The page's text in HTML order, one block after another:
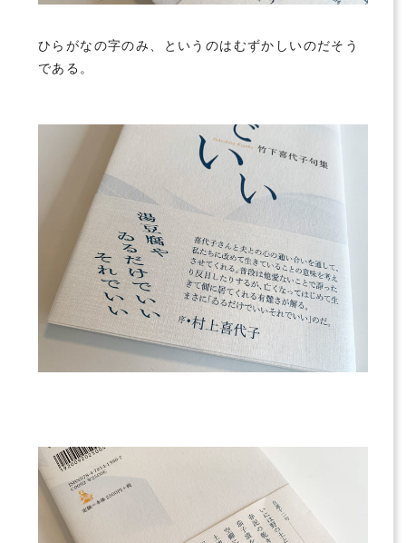
ひらがなの字のみ、というのはむずかしいのだそう
である。